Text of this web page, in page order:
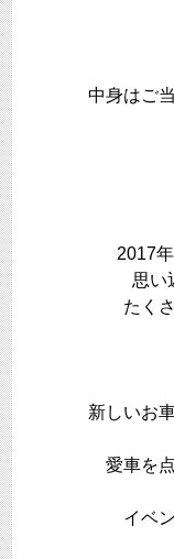
中身はご
2017
思い
たく
新しいお
愛車を
イベ